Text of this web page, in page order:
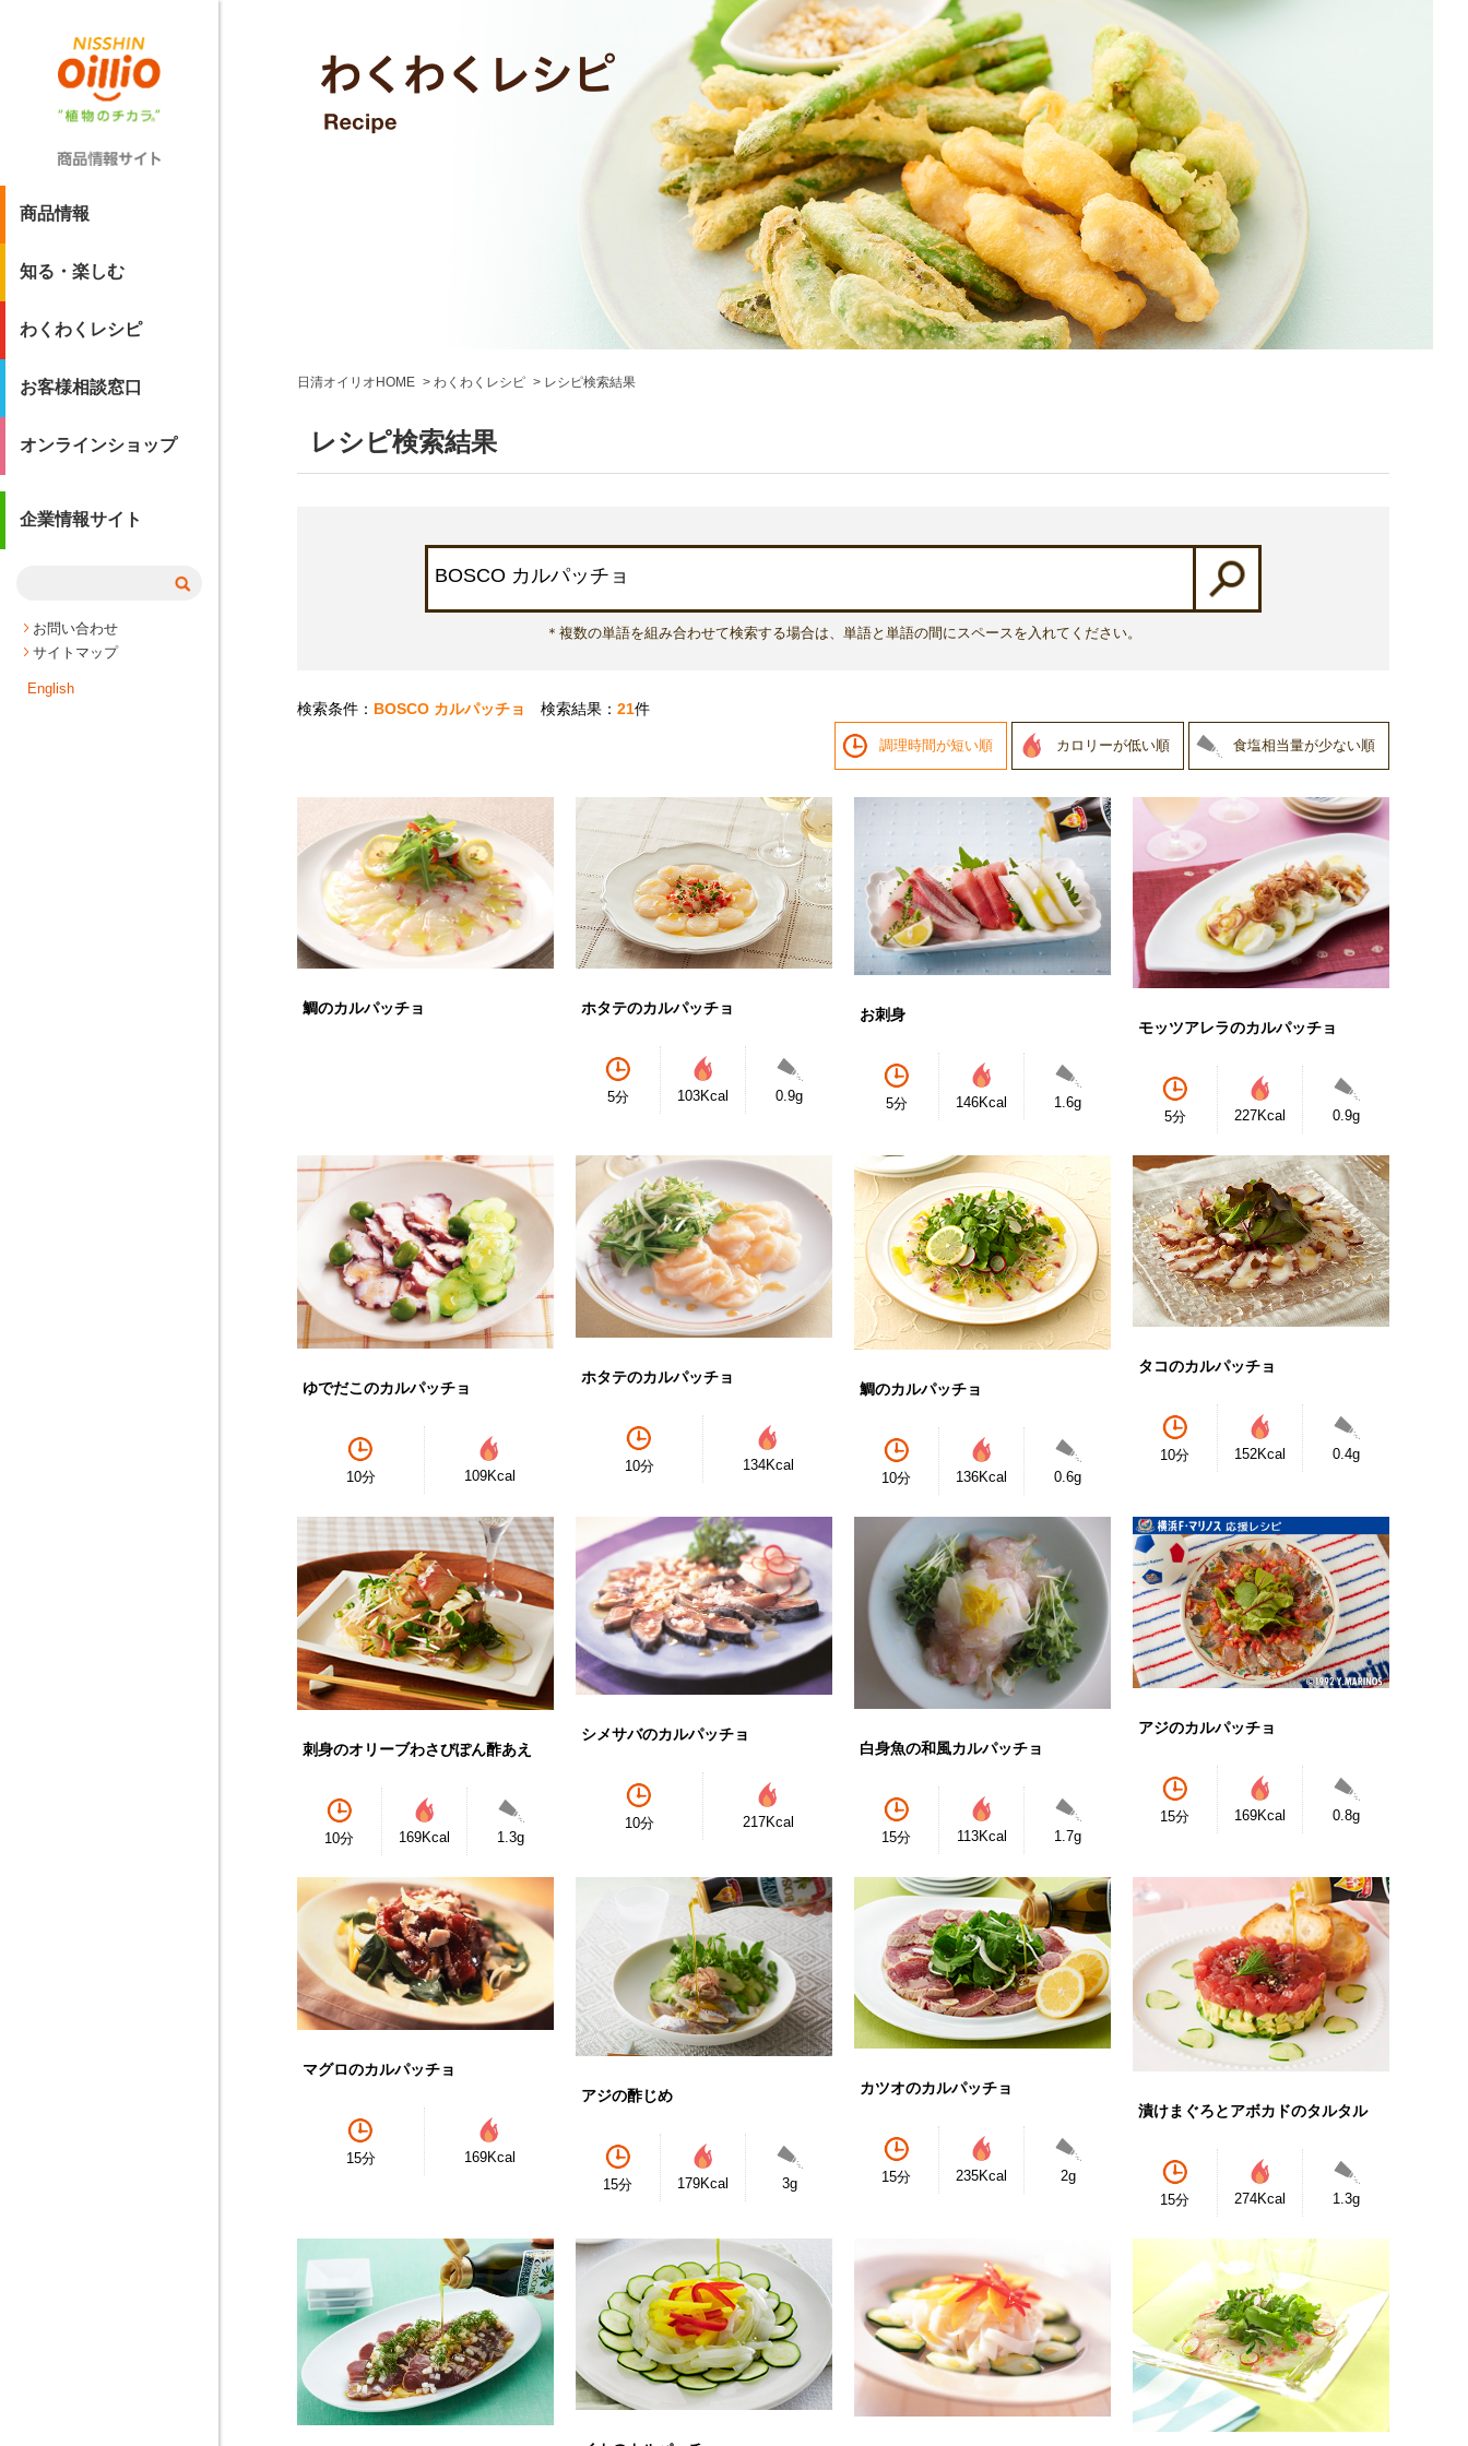
商品情報
知る・楽しむ
わくわくレシピ
お客様相談窓口
オンラインショップ
企業情報サイト
お問い合わせ
サイトマップ
English
日清オイリオHOME わくわくレシピ レシピ検索結果
レシピ検索結果
＊複数の単語を組み合わせて検索する場合は、単語と単語の間にスペースを入れてください。
検索条件： BOSCO カルパッチョ 検索結果： 21件
調理時間が短い順 カロリーが低い順 食塩相当量が少ない順
鯛のカルパッチョ ホタテのカルパッチョ
5分 103Kcal 0.9g
お刺身
5分 146Kcal 1.6g
モッツアレラのカルパッチョ
5分 227Kcal 0.9g
ゆでだこのカルパッチョ
10分 109Kcal
ホタテのカルパッチョ
10分 134Kcal
鯛のカルパッチョ
10分 136Kcal 0.6g
タコのカルパッチョ
10分 152Kcal 0.4g
刺身のオリーブわさびぽん酢あえ
10分 169Kcal 1.3g
シメサバのカルパッチョ
10分 217Kcal
白身魚の和風カルパッチョ
15分 113Kcal 1.7g
アジのカルパッチョ
15分 169Kcal 0.8g
マグロのカルパッチョ
15分 169Kcal
アジの酢じめ
15分 179Kcal 3g
カツオのカルパッチョ
15分 235Kcal 2g
漬けまぐろとアボカドのタルタル
15分 274Kcal 1.3g